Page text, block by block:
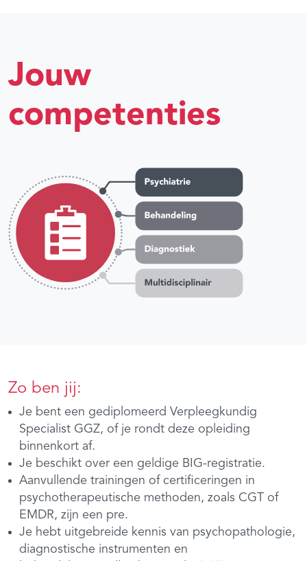
Jouw
competenties
Zo ben jij:
Je bent een gediplomeerd Verpleegkundig
Specialist GGZ, of je rondt deze opleiding
binnenkort af.
Je beschikt over een geldige BIG-registratie.
Aanvullende trainingen of certificeringen in
psychotherapeutische methoden, zoals CGT of
EMDR, zijn een pre.
Je hebt uitgebreide kennis van psychopathologie,
diagnostische instrumenten en